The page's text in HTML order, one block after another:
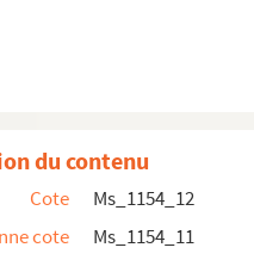
du contenu
Cote
Ms_1154_12
cote
Ms_1154_11